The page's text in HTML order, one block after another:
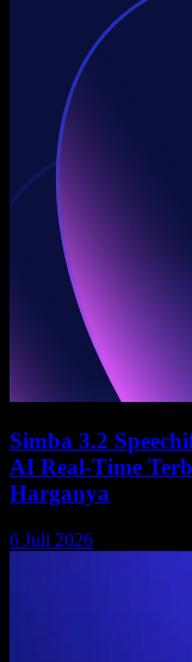
Simba 3.2
AI Real-Time
Harganya
6 Juli 2026